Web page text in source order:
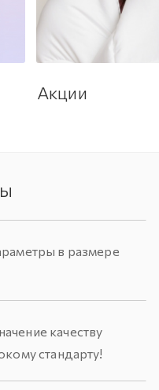
Акции
в размере
качеству
стандарту!